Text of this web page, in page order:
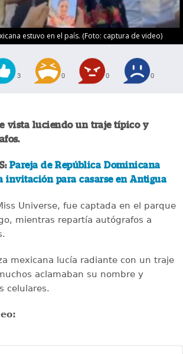
estuvo en el país. (Foto: captura de video)
3 0 0 0
vista luciendo un traje típico y
Pareja de República Dominicana
invitación para casarse en Antigua
Universe, fue captada en el parque
mientras repartía autógrafos a
mexicana lucía radiante con un traje
aclamaban su nombre y
celulares.